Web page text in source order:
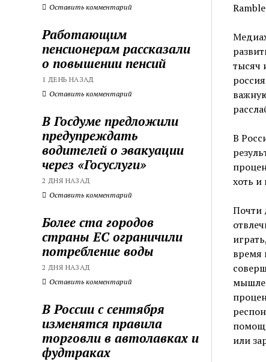
Оставить комментарий
Работающим
пенсионерам рассказали
о повышении пенсий
1 ДЕНЬ НАЗАД
Оставить комментарий
В Госдуме предложили
предупреждать
водителей о эвакуации
через «Госуслуги»
2 ДНЯ НАЗАД
Оставить комментарий
Более ста городов
страны ЕС ограничили
потребление воды
2 ДНЯ НАЗАД
Оставить комментарий
В России с сентября
изменятся правила
торговли в автолавках и
фудтраках
тысяч
В
хоть
Почти
время
или